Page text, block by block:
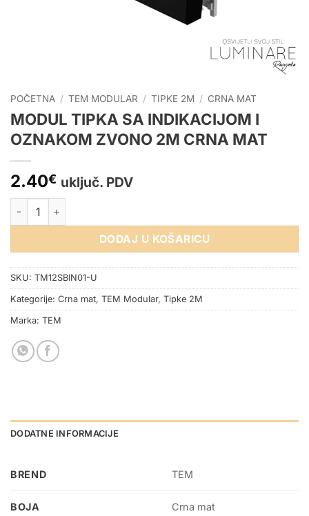
POČETNA / TEM MODULAR / TIPKE 2M / CRNA MAT
MODUL TIPKA SA INDIKACIJOM I
OZNAKOM ZVONO 2M CRNA MAT
2.40€ uključ. PDV
MODUL TIPKA SA INDIKACIJOM I OZNAKOM ZVONO 2M
DODAJ U KOŠARICU
SKU: TM12SBIN01-U
Kategorije: Crna mat, TEM Modular, Tipke 2M
Marka: TEM
DODATNE INFORMACIJE
BREND TEM
BOJA Crna mat